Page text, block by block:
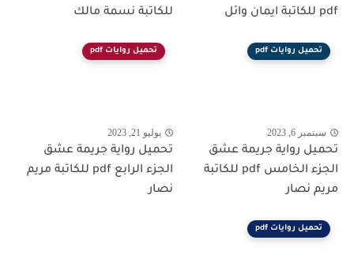
pdf للكاتبة ايمان وائل
للكاتبة نسمة مالك
تحميل روايات pdf
سبتمبر 6, 2023
تحميل رواية جريمة عشق
الجزء الخامس pdf للكاتبة
مريم نصار
تحميل روايات pdf
يوليو 21, 2023
تحميل رواية جريمة عشق
الجزء الرابع pdf للكاتبة مريم
نصار
تحميل روايات pdf